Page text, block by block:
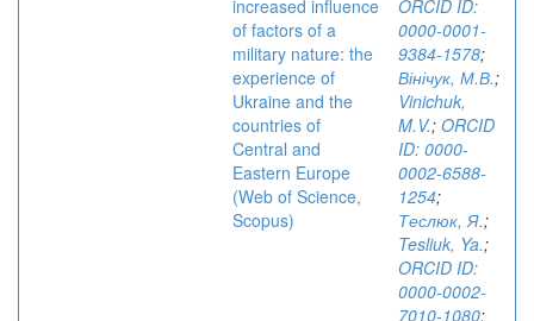
increased influence
of factors of a
military nature: the
experience of
Ukraine and the
countries of
Central and
Eastern Europe
(Web of Science,
Scopus)
ORCID ID:
0000-0001-
9384-1578;
Вінічук, М.В.;
Vinichuk,
M.V.; ORCID
ID: 0000-
0002-6588-
1254;
Теслюк, Я.;
Tesliuk, Ya.;
ORCID ID:
0000-0002-
7010-1080;